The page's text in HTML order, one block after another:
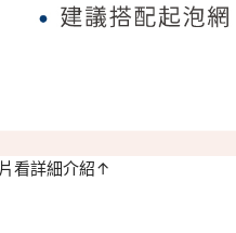
看詳細介紹↑